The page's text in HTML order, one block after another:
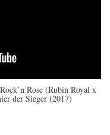
Rose (Rubin Royal x
der Sieger (2017)